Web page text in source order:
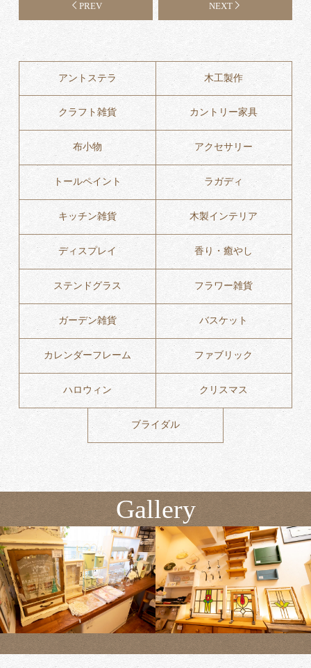
PREV NEXT
アントステラ 木工製作
クラフト雑貨 カントリー家具
布小物 アクセサリー
トールペイント ラガディ
キッチン雑貨 木製インテリア
ディスプレイ 香り・癒やし
ステンドグラス フラワー雑貨
ガーデン雑貨 バスケット
カレンダーフレーム ファブリック
ハロウィン クリスマス
ブライダル
Gallery